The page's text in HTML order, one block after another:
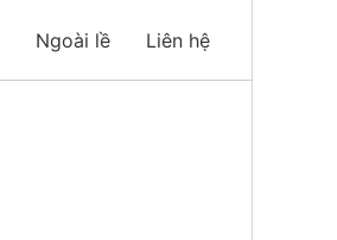
Ngoài lề Liên hệ